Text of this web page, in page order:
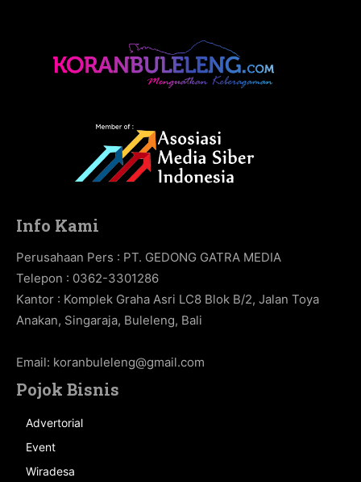
Info Kami
Perusahaan Pers : PT. GEDONG GATRA MEDIA
Telepon : 0362-3301286
Kantor : Komplek Graha Asri LC8 Blok B/2, Jalan Toya
Anakan, Singaraja, Buleleng, Bali
Email: koranbuleleng@gmail.com
Pojok Bisnis
Advertorial
Event
Wiradesa